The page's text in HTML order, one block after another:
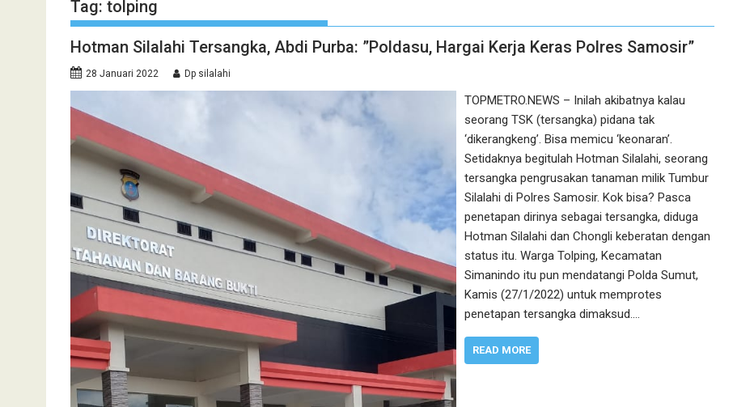
Tag: tolping
Hotman Silalahi Tersangka, Abdi Purba: ”Poldasu, Hargai Kerja Keras Polres Samosir”
28 Januari 2022 Dp silalahi
TOPMETRO.NEWS – Inilah akibatnya kalau
seorang TSK (tersangka) pidana tak
‘dikerangkeng’. Bisa memicu ‘keonaran’.
Setidaknya begitulah Hotman Silalahi, seorang
tersangka pengrusakan tanaman milik Tumbur
Silalahi di Polres Samosir. Kok bisa? Pasca
penetapan dirinya sebagai tersangka, diduga
Hotman Silalahi dan Chongli keberatan dengan
status itu. Warga Tolping, Kecamatan
Simanindo itu pun mendatangi Polda Sumut,
Kamis (27/1/2022) untuk memprotes
penetapan tersangka dimaksud.…
READ MORE